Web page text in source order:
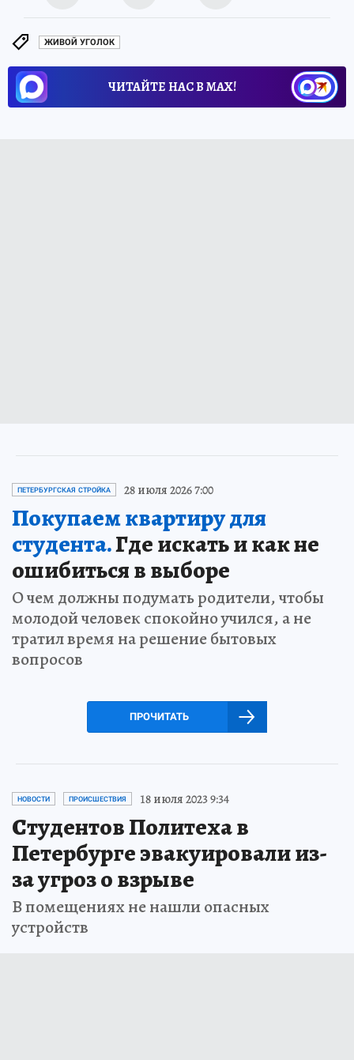
ЖИВОЙ УГОЛОК
ЧИТАЙТЕ НАС В МАХ!
ПЕТЕРБУРГСКАЯ СТРОЙКА 28 июля 2026 7:00
Покупаем квартиру для
студента.Где искать и как не
ошибиться в выборе
О чем должны подумать родители, чтобы
молодой человек спокойно учился, а не
тратил время на решение бытовых
вопросов
ПРОЧИТАТЬ
НОВОСТИ ПРОИСШЕСТВИЯ 18 июля 2023 9:34
Студентов Политеха в
Петербурге эвакуировали из-
за угроз о взрыве
В помещениях не нашли опасных
устройств